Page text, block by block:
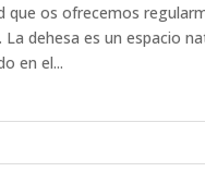
que os ofrecemos
dehesa es un espacio
en el...